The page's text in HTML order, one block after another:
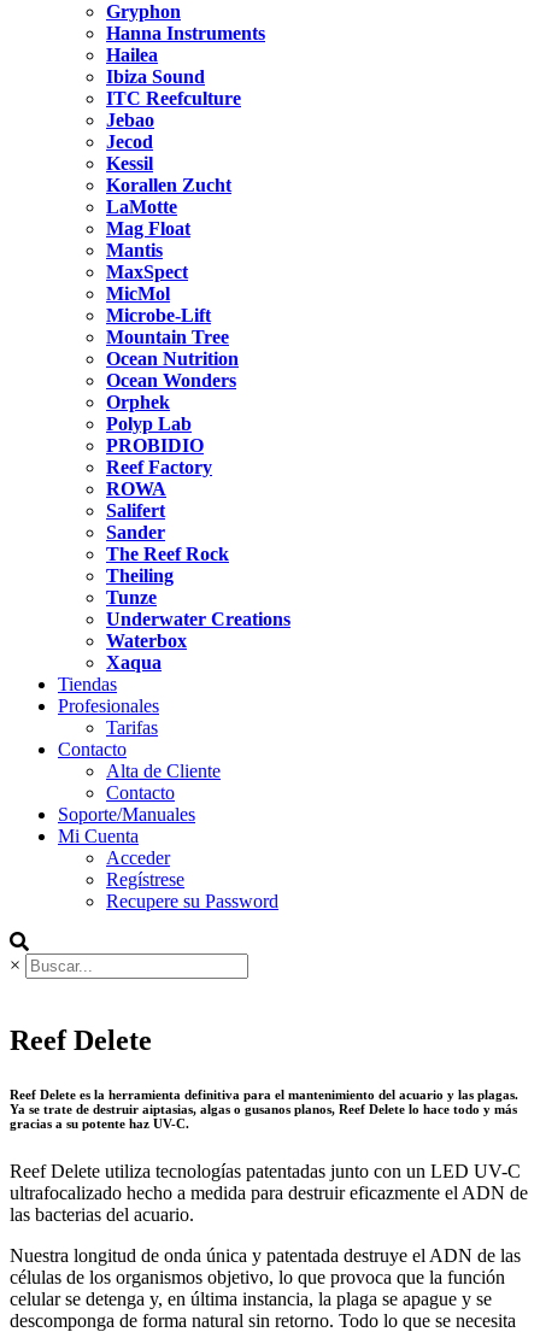
Gryphon
Hanna Instruments
Hailea
Ibiza Sound
ITC Reefculture
Jebao
Jecod
Kessil
Korallen Zucht
LaMotte
Mag Float
Mantis
MaxSpect
MicMol
Microbe-Lift
Mountain Tree
Ocean Nutrition
Ocean Wonders
Orphek
Polyp Lab
PROBIDIO
Reef Factory
ROWA
Salifert
Sander
The Reef Rock
Theiling
Tunze
Underwater Creations
Waterbox
Xaqua
Tiendas
Profesionales
Tarifas
Contacto
Alta de Cliente
Contacto
Soporte/Manuales
Mi Cuenta
Acceder
Regístrese
Recupere su Password
×
Reef Delete
Reef Delete es la herramienta definitiva para el mantenimiento del acuario y las plagas.
Ya se trate de destruir aiptasias, algas o gusanos planos, Reef Delete lo hace todo y más
gracias a su potente haz UV-C.
Reef Delete utiliza tecnologías patentadas junto con un LED UV-C
ultrafocalizado hecho a medida para destruir eficazmente el ADN de
las bacterias del acuario.
Nuestra longitud de onda única y patentada destruye el ADN de las
células de los organismos objetivo, lo que provoca que la función
celular se detenga y, en última instancia, la plaga se apague y se
descomponga de forma natural sin retorno. Todo lo que se necesita